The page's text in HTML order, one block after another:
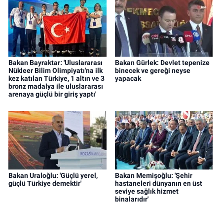
Bakan Bayraktar: 'Uluslararası
Nükleer Bilim Olimpiyatı'na ilk
kez katılan Türkiye, 1 altın ve 3
bronz madalya ile uluslararası
arenaya güçlü bir giriş yaptı'
Bakan Gürlek: Devlet tepenize
binecek ve gereği neyse
yapacak
Bakan Uraloğlu: 'Güçlü yerel,
güçlü Türkiye demektir'
Bakan Memişoğlu: 'Şehir
hastaneleri dünyanın en üst
seviye sağlık hizmet
binalarıdır'